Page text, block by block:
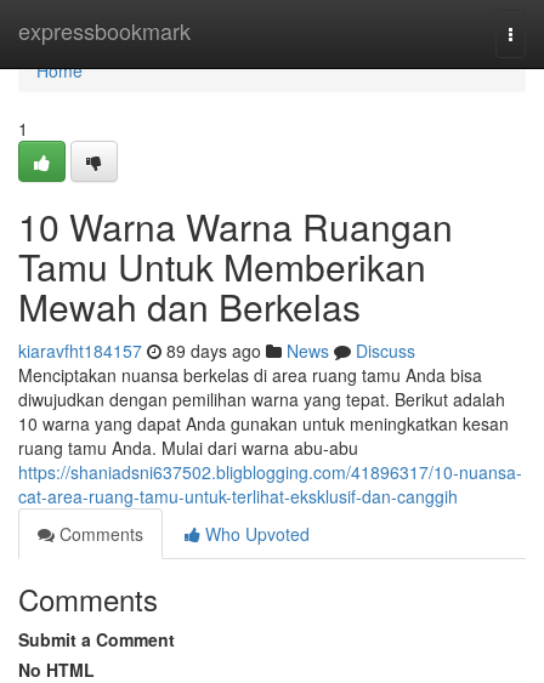
expressbookmark
Home
Home
1
10 Warna Warna Ruangan
Tamu Untuk Memberikan
Mewah dan Berkelas
kiaravfht184157 89 days ago News
Discuss
Menciptakan nuansa berkelas di area ruang tamu Anda bisa
diwujudkan dengan pemilihan warna yang tepat. Berikut adalah
10 warna yang dapat Anda gunakan untuk meningkatkan kesan
ruang tamu Anda. Mulai dari warna abu-abu
https://shaniadsni637502.bligblogging.com/41896317/10-nuansa-
cat-area-ruang-tamu-untuk-terlihat-eksklusif-dan-canggih
Comments
Who Upvoted
Comments
Submit a Comment
No HTML